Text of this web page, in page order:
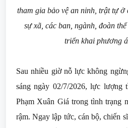
tham gia bảo vệ an ninh, trật tự
sự xã, các ban, ngành, đoàn
triển khai phương
Sau nhiều giờ nỗ lực không
sáng ngày 02/7/2026, lực lượng
Phạm Xuân Giá trong tình trạng
rậm. Ngay lập tức, cán bộ, chiến